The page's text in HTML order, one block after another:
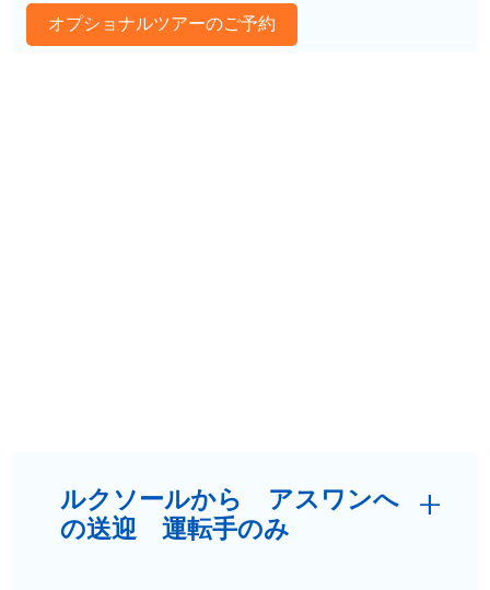
オプショナルツアーのご予約
ルクソールから アスワンへ
の送迎 運転手のみ